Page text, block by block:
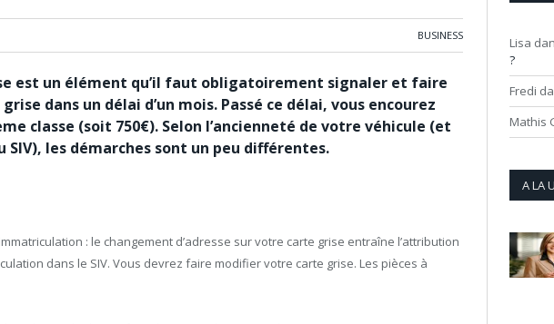
BUSINESS
est un élément qu’il faut obligatoirement signaler et faire
dans un délai d’un mois. Passé ce délai, vous encourez
classe (soit 750€). Selon l’ancienneté de votre véhicule (et
SIV), les démarches sont un peu différentes.
: le changement d’adresse sur votre carte grise entraîne l’attribution
dans le SIV. Vous devrez faire modifier votre carte grise. Les pièces à
Lisa
?
Fredi
Mathis
A LA